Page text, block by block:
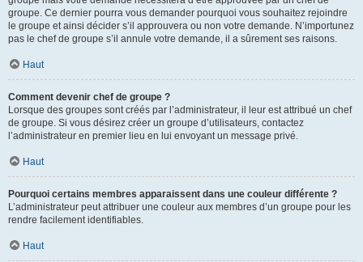
groupe. Ce dernier pourra vous demander pourquoi vous souhaitez rejoindre
le groupe et ainsi décider s’il approuvera ou non votre demande. N’importunez
pas le chef de groupe s’il annule votre demande, il a sûrement ses raisons.
Haut
Comment devenir chef de groupe ?
Lorsque des groupes sont créés par l’administrateur, il leur est attribué un chef
de groupe. Si vous désirez créer un groupe d’utilisateurs, contactez
l’administrateur en premier lieu en lui envoyant un message privé.
Haut
Pourquoi certains membres apparaissent dans une couleur différente ?
L’administrateur peut attribuer une couleur aux membres d’un groupe pour les
rendre facilement identifiables.
Haut